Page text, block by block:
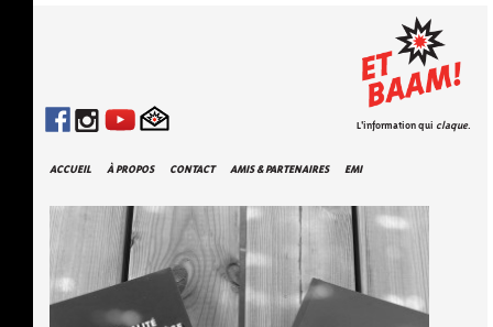
ACCUEIL À PROPOS CONTACT AMIS & PARTENAIRES EMI
L'information qui claque.